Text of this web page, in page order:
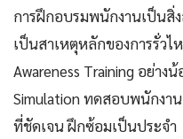
การฝึกอบรมพนักงานเป็นสิ่
เป็นสาเหตุหลักของการรั่วไ
Awareness Training อย่าง
Simulation ทดสอบพนักงา
ที่ชัดเจน ฝึกซ้อมเป็นประจำ